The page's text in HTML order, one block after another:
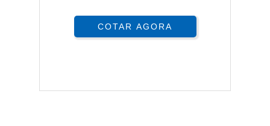
COTAR AGORA